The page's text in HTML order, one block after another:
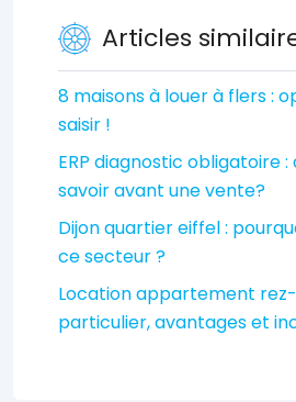
Articles
8 maisons à louer à flers :
saisir !
ERP diagnostic obligatoire
savoir avant une vente?
Dijon quartier eiffel :
ce secteur ?
Location appartement
particulier, avantages et